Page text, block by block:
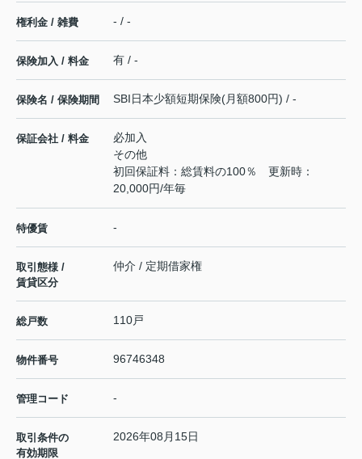
権利金 / 雑費 - / -
保険加入 / 料金 有 / -
保険名 / 保険期間 SBI日本少額短期保険(月額800円) / -
保証会社 / 料金
必加入
その他
初回保証料：総賃料の100％ 更新時：
20,000円/年毎
特優賃 -
取引態様 /
賃貸区分
仲介 / 定期借家権
総戸数 110戸
物件番号 96746348
管理コード -
取引条件の
有効期限
2026年08月15日